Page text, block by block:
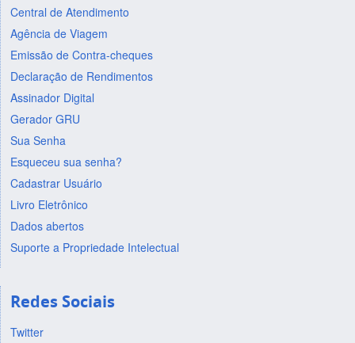
Central de Atendimento
Agência de Viagem
Emissão de Contra-cheques
Declaração de Rendimentos
Assinador Digital
Gerador GRU
Sua Senha
Esqueceu sua senha?
Cadastrar Usuário
Livro Eletrônico
Dados abertos
Suporte a Propriedade Intelectual
Redes Sociais
Twitter